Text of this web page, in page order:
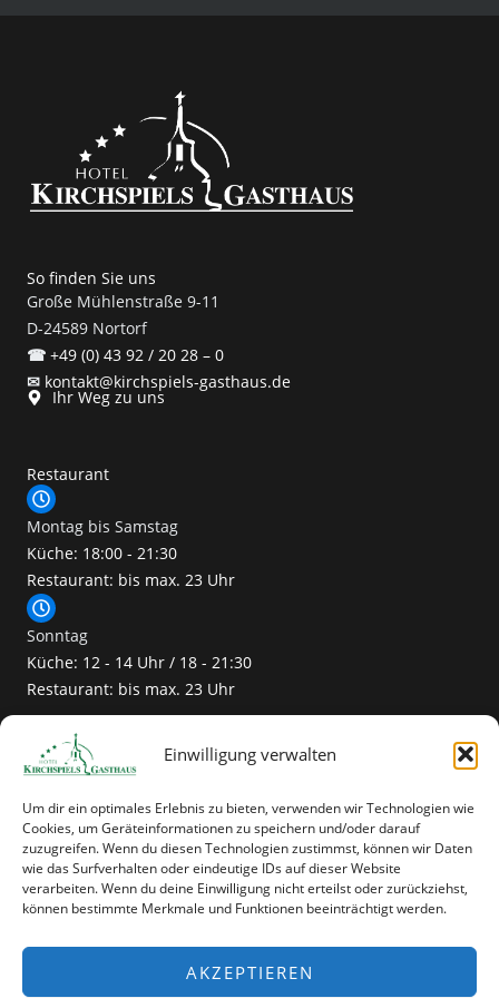
Einwilligung verwalten
Um dir ein optimales Erlebnis zu bieten, verwenden wir Technologien wie
Cookies, um Geräteinformationen zu speichern und/oder darauf
zuzugreifen. Wenn du diesen Technologien zustimmst, können wir Daten
wie das Surfverhalten oder eindeutige IDs auf dieser Website
verarbeiten. Wenn du deine Einwilligung nicht erteilst oder zurückziehst,
können bestimmte Merkmale und Funktionen beeinträchtigt werden.
AKZEPTIEREN
So finden Sie uns
Große Mühlenstraße 9-11
D-24589 Nortorf
☎ +49 (0) 43 92 / 20 28 – 0
✉ kontakt@kirchspiels-gasthaus.de
Ihr Weg zu uns
Restaurant
Montag bis Samstag
Küche: 18:00 - 21:30
Restaurant: bis max. 23 Uhr
Sonntag
Küche: 12 - 14 Uhr / 18 - 21:30
Restaurant: bis max. 23 Uhr
Wichtige Links
Home
Barrierefreiheitserklärung
Datenschutzerklärung
Cookie-Richtlinie
Impressum